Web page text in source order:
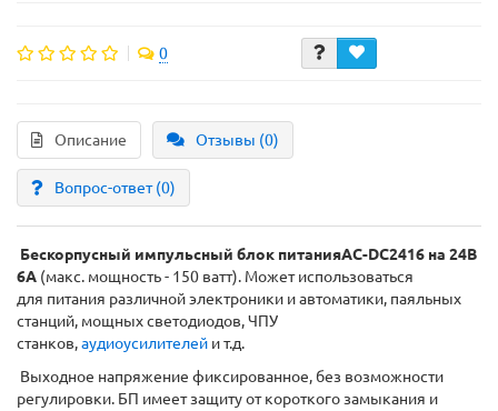
0
Описание Отзывы (0)
Вопрос-ответ(0)
Бескорпусный импульсный блок питанияAC-DC2416 на 24В
6А (макс. мощность - 150 ватт). Может использоваться
для питания различной электроники и автоматики, паяльных
станций, мощных светодиодов, ЧПУ
станков,аудиоусилителей и т.д.
Выходное напряжение фиксированное, без возможности
регулировки. БП имеет защиту от короткого замыкания и